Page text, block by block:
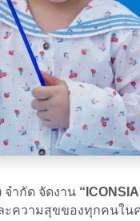
จำกัด จัดงาน
ะความสุขของทุกคนใน